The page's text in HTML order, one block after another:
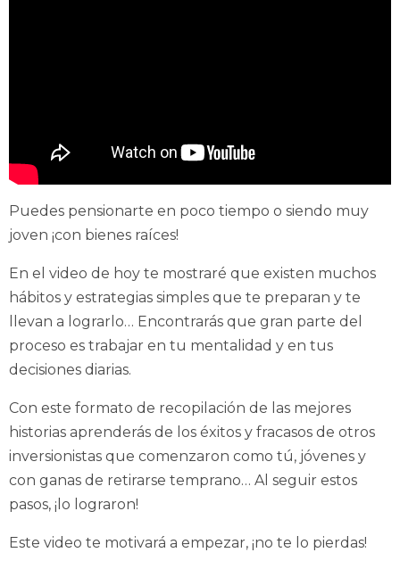
Puedes pensionarte en poco tiempo o siendo muy
joven ¡con bienes raíces!
En el video de hoy te mostraré que existen muchos
hábitos y estrategias simples que te preparan y te
llevan a lograrlo… Encontrarás que gran parte del
proceso es trabajar en tu mentalidad y en tus
decisiones diarias.
Con este formato de recopilación de las mejores
historias aprenderás de los éxitos y fracasos de otros
inversionistas que comenzaron como tú, jóvenes y
con ganas de retirarse temprano… Al seguir estos
pasos, ¡lo lograron!
Este video te motivará a empezar, ¡no te lo pierdas!